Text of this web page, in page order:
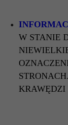
W STANIE
KRAWĘDZI